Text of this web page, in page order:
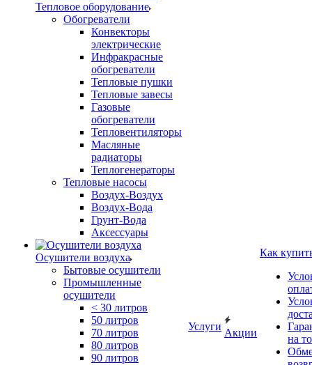
Тепловое оборудование
Обогреватели
Конвекторы
электрические
Инфракрасные
обогреватели
Тепловые пушки
Тепловые завесы
Газовые
обогреватели
Тепловентиляторы
Масляные
радиаторы
Теплогенераторы
Тепловые насосы
Воздух-Воздух
Воздух-Вода
Грунт-Вода
Аксессуары
Осушители воздуха
Бытовые осушители
Промышленные
осушители
< 30 литров
50 литров
70 литров
80 литров
90 литров
Услуги
Акции
Как
на